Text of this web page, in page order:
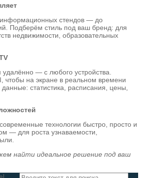
стендов — до
Подберём стиль под ваш бренд: для
недвижимости, образовательных
удалённо — с любого устройства.
чтобы на экране в реальном времени
статистика, расписания, цены,
технологии быстро, просто и
— для роста узнаваемости,
найти идеальное решение под ваш